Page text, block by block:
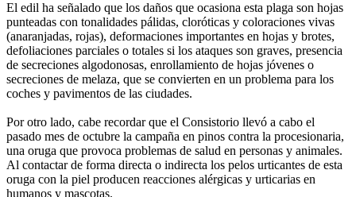
El edil ha señalado que los daños que ocasiona esta plaga son hojas
punteadas con tonalidades pálidas, cloróticas y coloraciones vivas
(anaranjadas, rojas), deformaciones importantes en hojas y brotes,
defoliaciones parciales o totales si los ataques son graves, presencia
de secreciones algodonosas, enrollamiento de hojas jóvenes o
secreciones de melaza, que se convierten en un problema para los
coches y pavimentos de las ciudades.
Por otro lado, cabe recordar que el Consistorio llevó a cabo el
pasado mes de octubre la campaña en pinos contra la procesionaria,
una oruga que provoca problemas de salud en personas y animales.
Al contactar de forma directa o indirecta los pelos urticantes de esta
oruga con la piel producen reacciones alérgicas y urticarias en
humanos y mascotas.